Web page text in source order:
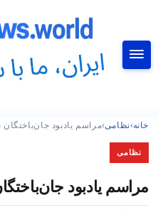
خانه›نظامی›مراسم یادبود
نظامی
مراسم یادبود جان‌باختگان